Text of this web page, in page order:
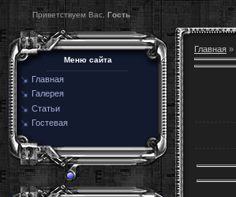
Приветствуем Вас, Гость
Меню сайта
Главная
Галерея
Статьи
Гостевая
Главная »